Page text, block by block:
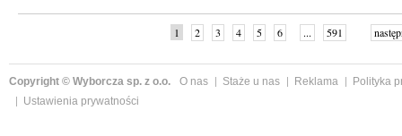
1 2 3 4 5 6 ... 591
Copyright © Wyborcza sp. z o.o. O nas Staże u nas Reklama
Polityka
Ustawienia prywatności